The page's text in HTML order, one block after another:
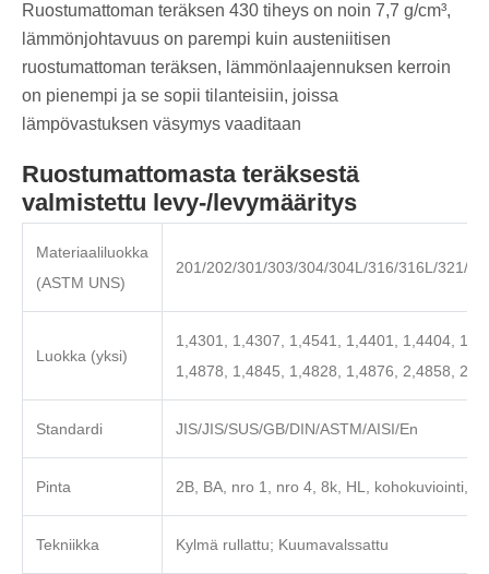
Ruostumattoman teräksen 430 tiheys on noin 7,7 g/cm³,
lämmönjohtavuus on parempi kuin austeniitisen
ruostumattoman teräksen, lämmönlaajennuksen kerroin
on pienempi ja se sopii tilanteisiin, joissa
lämpövastuksen väsymys vaaditaan
Ruostumattomasta teräksestä
valmistettu levy-/levymääritys
Materiaaliluokka
(ASTM UNS)
201/202/301/303/304/304L/316/316L/321/
Luokka (yksi)
1,4301, 1,4307, 1,4541, 1,4401, 1,4404,
1,4878, 1,4845, 1,4828, 1,4876, 2,4858,
Standardi JIS/JIS/SUS/GB/DIN/ASTM/AISI/En
Pinta 2B, BA, nro 1, nro 4, 8k, HL, kohokuviointi,
Tekniikka Kylmä rullattu; Kuumavalssattu